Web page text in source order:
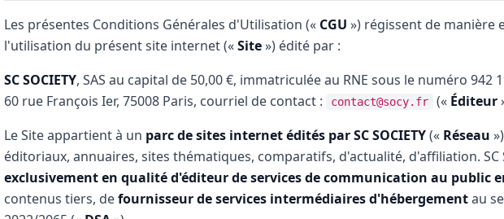
Les présentes Conditions Générales d'Utilisation (« CGU ») régissent de manière
l'utilisation du présent site internet («Site») édité par :
SC SOCIETY, SAS au capital de 50,00 €, immatriculée au RNE sous le numéro 942
60 rue François Ier, 75008 Paris, courriel de contact :
contact@socy.fr (« Éditeur
Le Site appartient à un parc de sites internet édités par SC SOCIETY(« Réseau
éditoriaux, annuaires, sites thématiques, comparatifs, d'actualité, d'affiliation. SC
exclusivement en qualité d'éditeur de services de communication au public
contenus tiers, defournisseur de services intermédiaires d'hébergementau